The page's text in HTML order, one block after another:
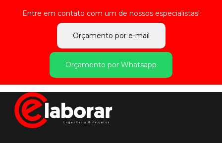
Entre em contato com um de nossos especialistas!
Orçamento por e-mail
Orçamento por Whatsapp